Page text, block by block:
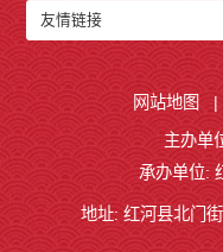
友情链接
网站地图 |
主办单
承办单位:
地址: 红河县北门街